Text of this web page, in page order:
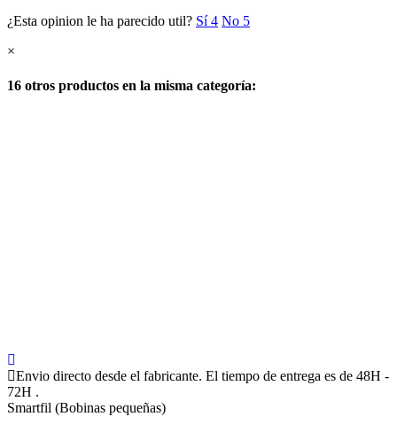
¿Esta opinion le ha parecido util? Sí4 No 5
×
16 otros productos en la misma categoría:
Envio directo desde el fabricante. El tiempo de entrega es de 48H -
72H .
Smartfil (Bobinas pequeñas)